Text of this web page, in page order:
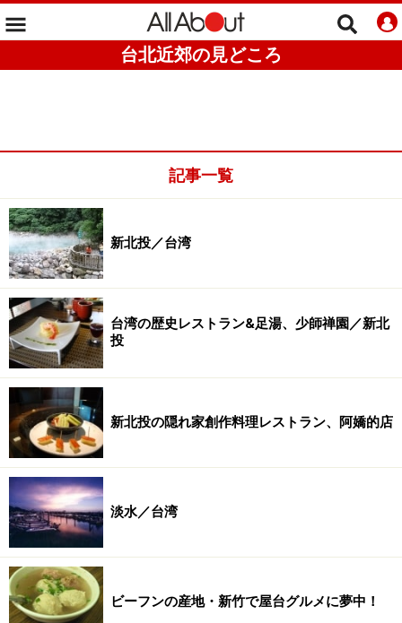
台北近郊の見どころ
記事一覧
新北投／台湾
台湾の歴史レストラン&足湯、少師禅園／新北
投
新北投の隠れ家創作料理レストラン、阿嬌的店
淡水／台湾
ビーフンの産地・新竹で屋台グルメに夢中！